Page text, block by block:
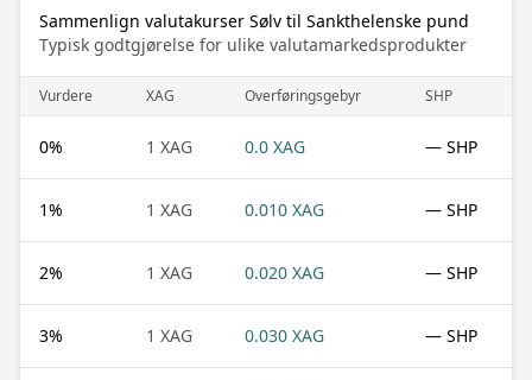
Sammenlign valutakurser Sølv til Sankthelenske pund
Typisk godtgjørelse for ulike valutamarkedsprodukter
Vurdere XAG Overføringsgebyr SHP
0% 1 XAG 0.0 XAG — SHP
1% 1 XAG 0.010 XAG — SHP
2% 1 XAG 0.020 XAG — SHP
3% 1 XAG 0.030 XAG — SHP